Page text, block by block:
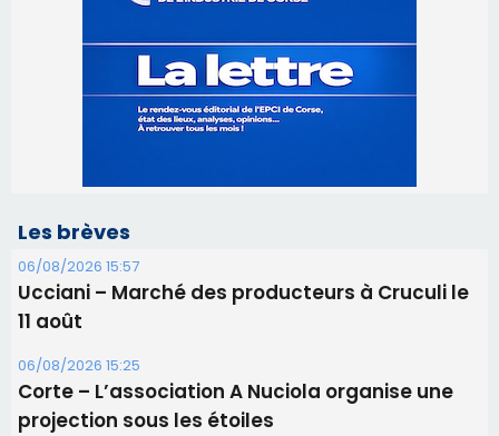
Les brèves
06/08/2026 15:57
Ucciani – Marché des producteurs à Cruculi le
11 août
06/08/2026 15:25
Corte – L’association A Nuciola organise une
projection sous les étoiles